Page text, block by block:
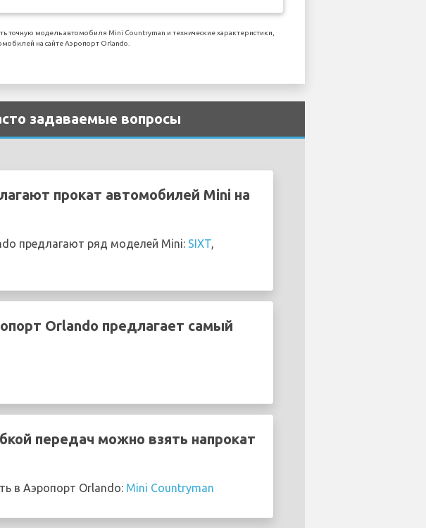
модель автомобиля Mini Countryman и технические характеристики,
на сайте Аэропорт Orlando.
задаваемые вопросы
прокат автомобилей Mini на
предлагают ряд моделей Mini: SIXT
Orlando предлагает самый
передач можно взять напрокат
в Аэропорт Orlando: Mini Countryman